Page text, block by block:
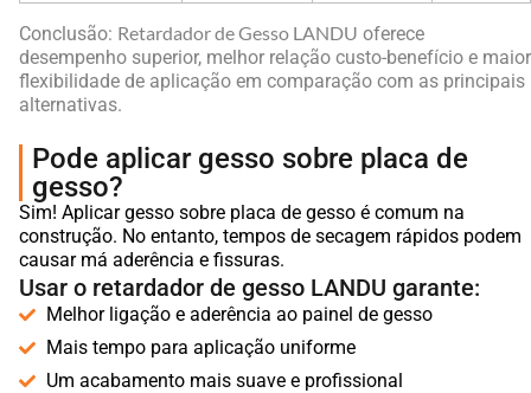
Conclusão: Retardador de Gesso LANDU oferece
desempenho superior, melhor relação custo-benefício e maior
flexibilidade de aplicação em comparação com as principais
alternativas.
Pode aplicar gesso sobre placa de
gesso?
Sim! Aplicar gesso sobre placa de gesso é comum na
construção. No entanto, tempos de secagem rápidos podem
causar má aderência e fissuras.
Usar o retardador de gesso LANDU garante:
Melhor ligação e aderência ao painel de gesso
Mais tempo para aplicação uniforme
Um acabamento mais suave e profissional